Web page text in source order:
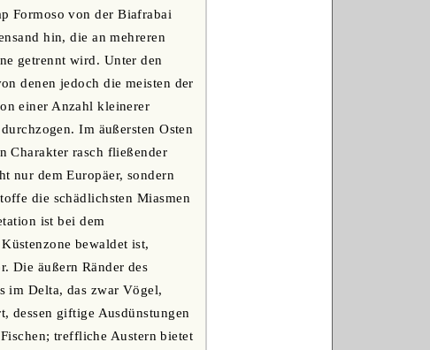
Formoso von der Biafrabai
hin, die an mehreren
getrennt wird. Unter den
denen jedoch die meisten der
einer Anzahl kleinerer
Im äußersten Osten
Charakter rasch fließender
nur dem Europäer, sondern
die schädlichsten Miasmen
ist bei dem
bewaldet ist,
Die äußern Ränder des
im Delta, das zwar Vögel,
dessen giftige Ausdünstungen
treffliche Austern bietet